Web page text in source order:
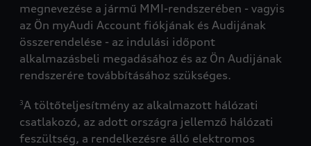
megnevezése a jármű MMI-rendszerében - vagyis
az Ön myAudi Account fiókjának és Audijának
összerendelése - az indulási időpont
alkalmazásbeli megadásához és az Ön Audijának
rendszerére továbbításához szükséges.
3A töltőteljesítmény az alkalmazott hálózati
csatlakozó, az adott országra jellemző hálózati
feszültség, a rendelkezésre álló elektromos